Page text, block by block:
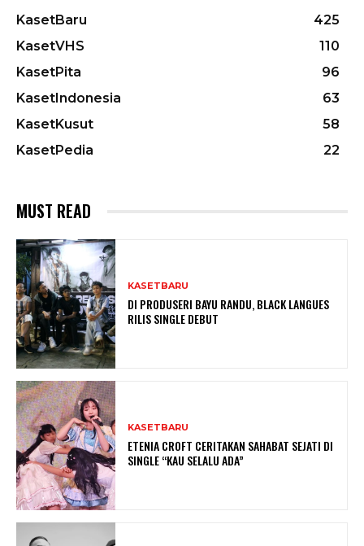
KasetBaru
425
KasetVHS
110
KasetPita
96
KasetIndonesia
63
KasetKusut
58
KasetPedia
22
MUST READ
KASETBARU
DI PRODUSERI BAYU RANDU, BLACK LANGUES
RILIS SINGLE DEBUT
KASETBARU
ETENIA CROFT CERITAKAN SAHABAT SEJATI DI
SINGLE “KAU SELALU ADA”